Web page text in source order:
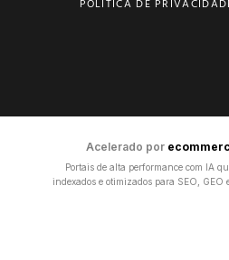
Acelerado por
Portais de alta performance com IA
indexados e otimizados para SEO, GEO